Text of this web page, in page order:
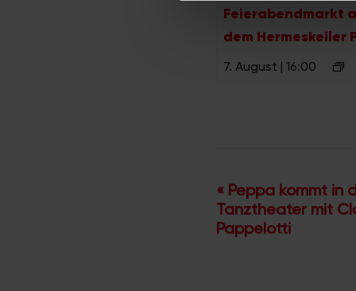
der Dienste gesammelt
Feierabendmarkt
dem Hermeskeiler
7. August | 16:00
V
e
r
« Peppa kommt in
Tanztheater mit
Pappelotti